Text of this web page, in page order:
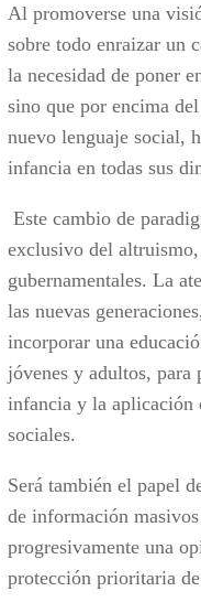
Al promoverse una
sobre todo enraizar un
la necesidad de poner
sino que por encima
nuevo lenguaje social,
infancia en todas sus
Este cambio de
exclusivo del
gubernamentales. La
las nuevas
incorporar una
jóvenes y adultos, para
infancia y la aplicación
sociales.
Será también el papel
de información
progresivamente una
protección prioritaria